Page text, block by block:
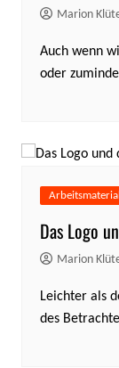
Marion
Auch wenn
oder
Arbeitsmaterial
Das Logo
Marion
Leichter als
des